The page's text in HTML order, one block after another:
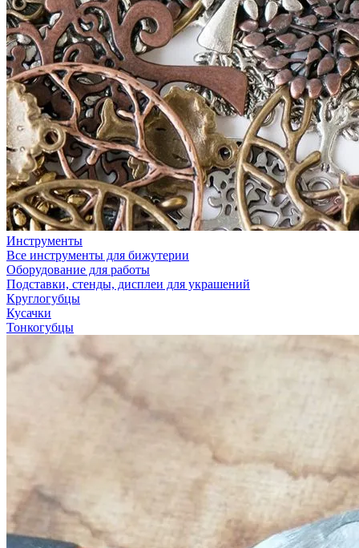
Инструменты
Все инструменты для бижутерии
Оборудование для работы
Подставки, стенды, дисплеи для украшений
Круглогубцы
Кусачки
Тонкогубцы